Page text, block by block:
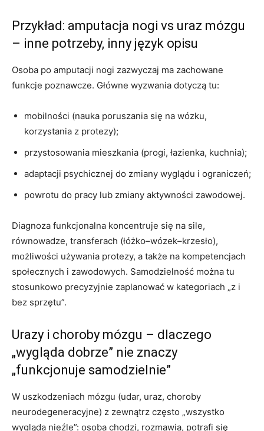
Przykład: amputacja nogi vs uraz mózgu
– inne potrzeby, inny język opisu
Osoba po amputacji nogi zazwyczaj ma zachowane
funkcje poznawcze. Główne wyzwania dotyczą tu:
mobilności (nauka poruszania się na wózku,
korzystania z protezy);
przystosowania mieszkania (progi, łazienka, kuchnia);
adaptacji psychicznej do zmiany wyglądu i ograniczeń;
powrotu do pracy lub zmiany aktywności zawodowej.
Diagnoza funkcjonalna koncentruje się na sile,
równowadze, transferach (łóżko–wózek–krzesło),
możliwości używania protezy, a także na kompetencjach
społecznych i zawodowych. Samodzielność można tu
stosunkowo precyzyjnie zaplanować w kategoriach „z i
bez sprzętu”.
Urazy i choroby mózgu – dlaczego
„wygląda dobrze” nie znaczy
„funkcjonuje samodzielnie”
W uszkodzeniach mózgu (udar, uraz, choroby
neurodegeneracyjne) z zewnątrz często „wszystko
wygląda nieźle”: osoba chodzi, rozmawia, potrafi się